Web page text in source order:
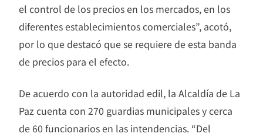
el control de los precios en los mercados, en los
diferentes establecimientos comerciales”, acotó,
por lo que destacó que se requiere de esta banda
de precios para el efecto.
De acuerdo con la autoridad edil, la Alcaldía de La
Paz cuenta con 270 guardias municipales y cerca
de 60 funcionarios en las intendencias. “Del